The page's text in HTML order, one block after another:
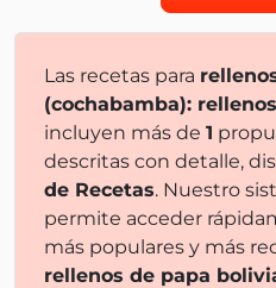
Las recetas para
(cochabamba):
incluyen más de 1
descritas con detalle,
de Recetas. Nuestro
permite acceder
más populares y más
rellenos de papa